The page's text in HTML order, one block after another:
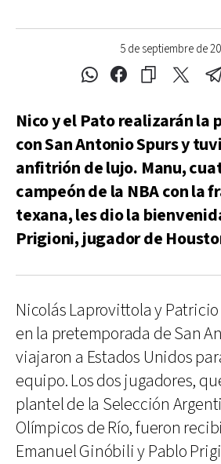
5 de septiembre de
Nico y el Pato realizarán la
con San Antonio Spurs y
anfitrión de lujo. Manu,
campeón de la NBA con la
texana, les dio la
Prigioni, jugador de
Nicolás Laprovittola y
en la pretemporada de San
viajaron a Estados Unidos
equipo. Los dos jugadores,
plantel de la Selección
Olímpicos de Río, fueron
Emanuel Ginóbili y Pablo